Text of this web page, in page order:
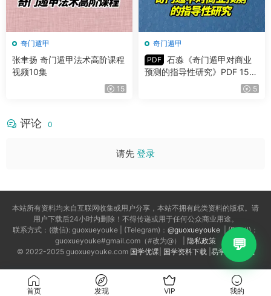
奇门遁甲
张聿扬 奇门遁甲法术高阶课程
视频10集
15
奇门遁甲
PDF 石淼《奇门遁甲对商业
预测的指导性研究》PDF 150
5
评论 0
请先 登录
本站所有资料均来自互联网收集或用户分享，本站不拥有此类资料的版权。请
用户下载后24小时内删除！不得传递或用于任何公众商业用途。
联系方式：(微信): guoxueyouke | (Telegram)： @guoxueyouke | (Email)：
guoxueyouke#gmail.com（#改为@） | 隐私政策
© 2022-2025 guoxueyouke.com 国学优课| 国学资料下载| 易学资料下载
首页 发现 VIP 我的